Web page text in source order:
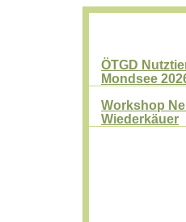
ÖTGD
Mondsee
Workshop
Wiederkäuer